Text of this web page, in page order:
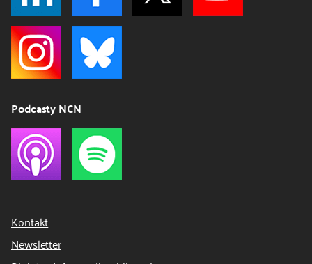
Podcasty NCN
Kontakt
Newsletter